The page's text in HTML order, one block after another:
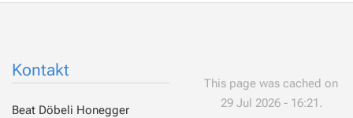
Kontakt
Beat Döbeli Honegger
This page was cached on
29 Jul 2026 - 16:21.